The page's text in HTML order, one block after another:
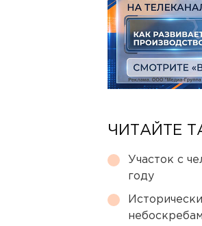
ЧИТАЙТЕ
Участок с
году